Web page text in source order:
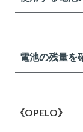
電池の残量を
《OPELO》